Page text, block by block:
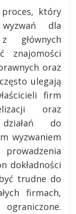
proces, który
dla
głównych
znajomości
oraz
ulegają
firm
oraz
do
wyzwaniem
prowadzenia
dokładności
trudne do
firmach,